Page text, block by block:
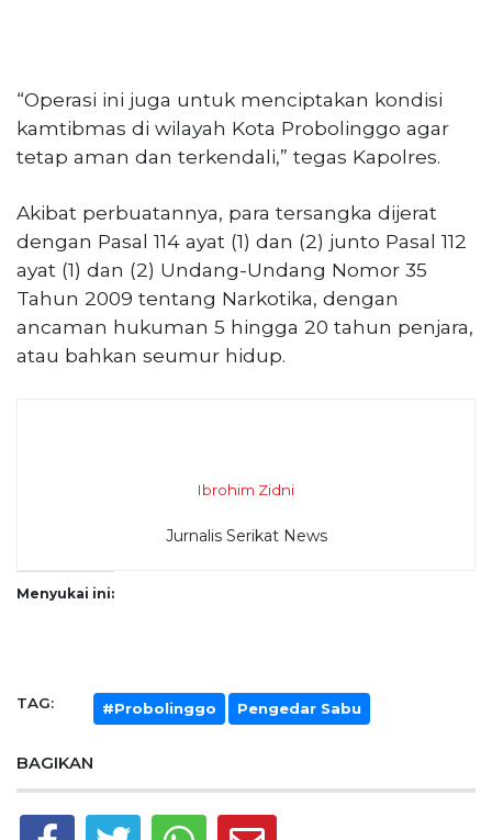
“Operasi ini juga untuk menciptakan kondisi
kamtibmas di wilayah Kota Probolinggo agar
tetap aman dan terkendali,” tegas Kapolres.
Akibat perbuatannya, para tersangka dijerat
dengan Pasal 114 ayat (1) dan (2) junto Pasal 112
ayat (1) dan (2) Undang-Undang Nomor 35
Tahun 2009 tentang Narkotika, dengan
ancaman hukuman 5 hingga 20 tahun penjara,
atau bahkan seumur hidup.
Ibrohim Zidni
Jurnalis Serikat News
Menyukai ini:
TAG: #Probolinggo Pengedar Sabu
BAGIKAN